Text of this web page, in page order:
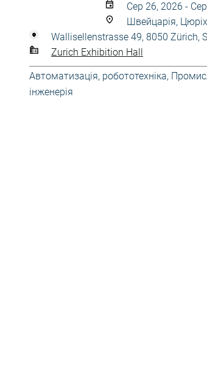
Сер 26, 2026 -
Швейцарія, Цюріх
Wallisellenstrasse 49, 8050 Zürich,
Zurich Exhibition Hall
Автоматизація, робототехніка,
інженерія